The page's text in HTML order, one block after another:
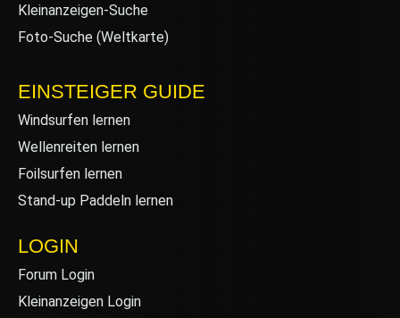
Kleinanzeigen-Suche
Foto-Suche (Weltkarte)
EINSTEIGER GUIDE
Windsurfen lernen
Wellenreiten lernen
Foilsurfen lernen
Stand-up Paddeln lernen
LOGIN
Forum Login
Kleinanzeigen Login